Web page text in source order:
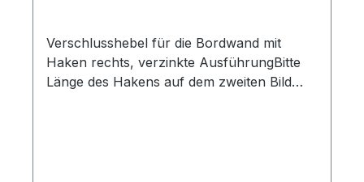
Verschlusshebel für die Bordwand mit
Haken rechts, verzinkte AusführungBitte
Länge des Hakens auf dem zweiten Bild